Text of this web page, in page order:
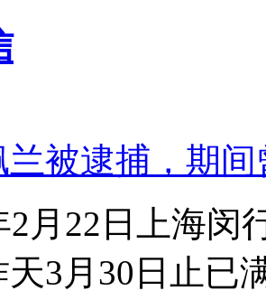
兰被逮捕，期
2月22日上海
天3月30日止已